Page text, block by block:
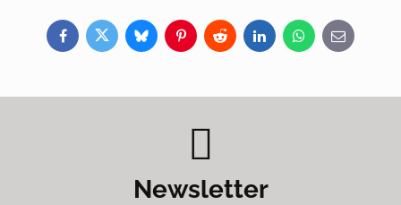
FacebookTwitterBlueskyPinterestRedditLinkedInWhatsApp
E-
mail
Newsletter